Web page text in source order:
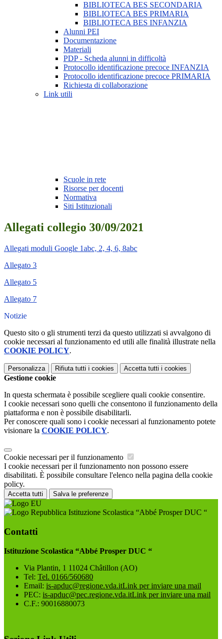
BIBLIOTECA BES SECONDARIA
BIBLIOTECA BES PRIMARIA
BIBLIOTECA BES INFANZIA
Alunni PEI
Documentazione
Materiali
PDP - Scheda alunni in difficoltà
Protocollo identificazione precoce INFANZIA
Protocollo identificazione precoce PRIMARIA
Richiesta di collaborazione
Link utili
Scuole in rete
Risorse per docenti
Normativa
Siti Istituzionali
Allegati collegio 30/09/2021
Allegati moduli Google 1abc, 2, 4, 6, 8abc
Allegato 3
Allegato 5
Allegato 7
Notizie
Questo sito o gli strumenti terzi da questo utilizzati si avvalgono di
cookie necessari al funzionamento ed utili alle finalità illustrate nella
COOKIE POLICY.
Personalizza Rifiuta tutti i cookies Accetta tutti i cookies
Gestione cookie
In questa schermata è possibile scegliere quali cookie consentire.
I cookie necessari sono quelli che consentono il funzionamento della
piattaforma e non è possibile disabilitarli.
Per conoscere quali sono i cookie necessari al funzionamento potete
visionare la COOKIE POLICY.
Cookie necessari per il funzionamento
I cookie necessari per il funzionamento non possono essere
disabilitati. È possibile consultare l'elenco nella pagina della cookie
policy.
Accetta tutti Salva le preferenze
Istituzione Scolastica “Abbé Prosper DUC “
Contatti
Istituzione Scolastica “Abbé Prosper DUC “
Via Plantin, 1 11024 Châtillon (AO)
Tel: Tel. 0166/560680
Email: is-apduc@regione.vda.itLink per inviare una mail
PEC: is-apduc@pec.regione.vda.itLink per inviare una mail
C.F.: 90016880073